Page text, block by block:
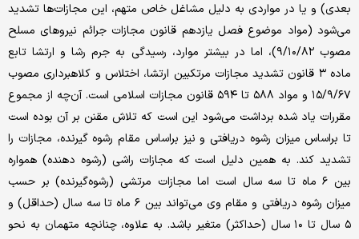
بعدی) و یا در مواردی به دلیل مشاغل خاص متهم، این مجازات‌ها تشدید
می‌شود (مواد موضوع فصل یازدهم قانون مجازات جرائم نیروهای مسلح
مصوب ۹/۱۰/۸۲)، اما در بیشتر موارد، رسیدگی به جرم رشا و ارتشا تابع
ماده ۳ قانون تشدید مجازات مرتکبین ارتشا، اختلاس و کلاهبرداری مصوب
۱۵/۹/۶۷ و مواد ۵۸۸ تا ۵۹۴ قانون مجازات اسلامی است. آن‌چه از مجموع
مقررات یاد شده برداشت می‌شود این است که تلاش مقنن بر آن بوده است
تا براساس میزان رشوه دریافتی و نیز براساس مقام رشوه گیرنده، مجازات را
تشدید کند. به همین دلیل است که مجازات راشی (رشوه دهنده) همواره
بین ۶ ماه تا سه سال است اما مجازات مرتشی (رشوه‌گیرنده) بر حسب
میزان رشوه دریافتی و مقام وی می‌تواند بین ۶ ماه تا سه سال (حداقل) و
۵ سال تا ۱۰ سال (حداکثر) متغیر باشد. به علاوه، چنانچه متهمان به نحو